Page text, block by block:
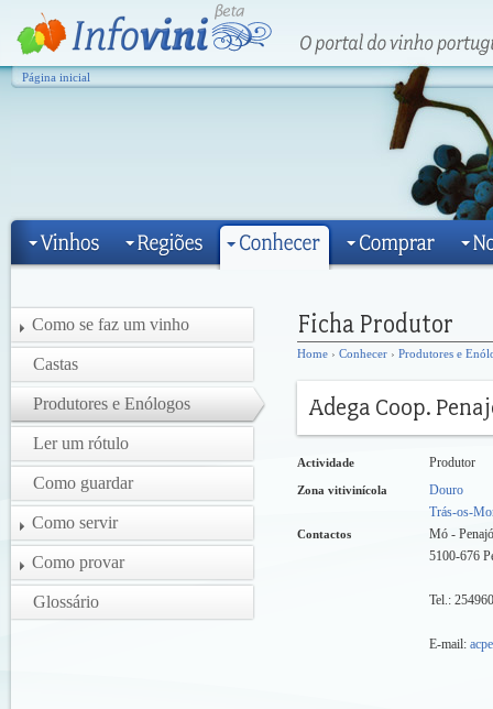
Página inicial
Como se faz um vinho
Castas
Produtores e Enólogos
Ler um rótulo
Como guardar
Como servir
Como provar
Glossário
Home › Conhecer › Produtores e
Actividade Produtor
Zona vitivinícola
Douro
Trás-os-
Contactos
Mó -
5100-676
Tel.:
E-mail: